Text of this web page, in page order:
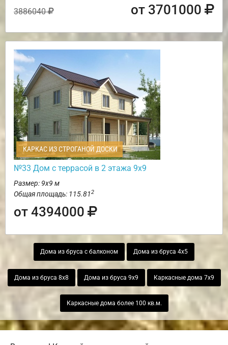
3886040 от 3701000
КАРКАС ИЗ СТРОГАНОЙ ДОСКИ
№33 Дом с террасой в 2 этажа 9х9
Размер: 9х9 м
Общая площадь: 115.812
от 4394000
Дома из бруса с балконом Дома из бруса 4х5
Дома из бруса 8х8 Дома из бруса 9х9 Каркасные дома 7х9
Каркасные дома более 100 кв.м.